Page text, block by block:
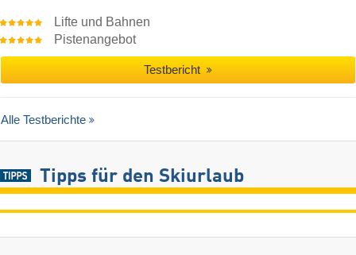
Lifte und Bahnen
Pistenangebot
Testbericht
Alle Testberichte
Tipps für den Skiurlaub